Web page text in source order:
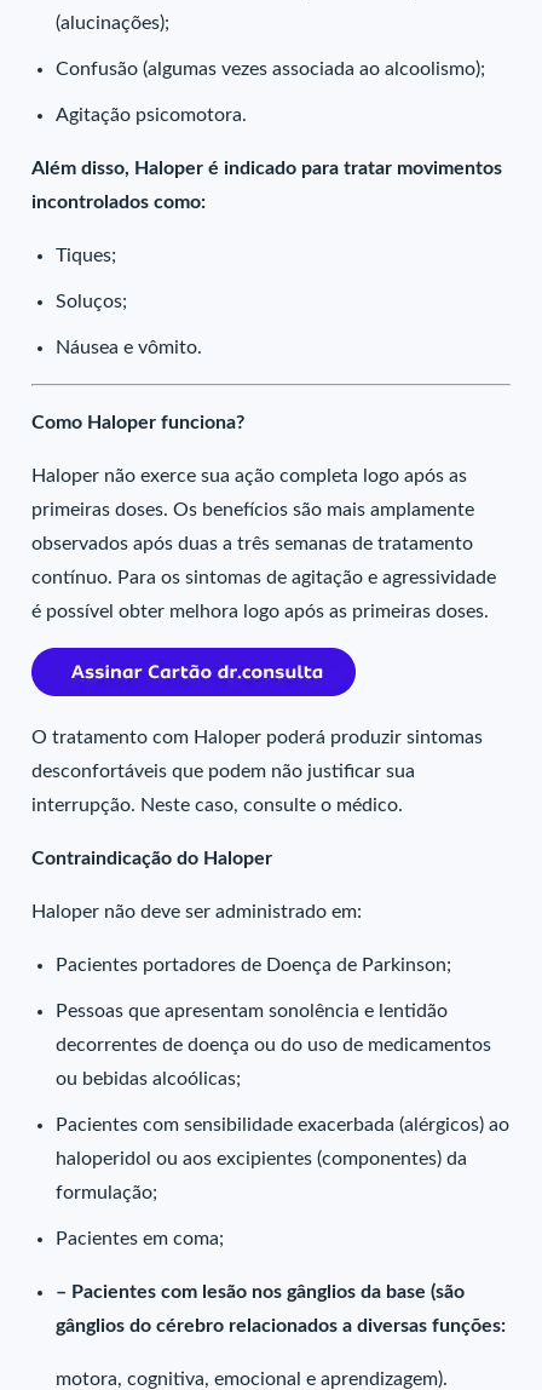
(alucinações);
Confusão (algumas vezes associada ao alcoolismo);
Agitação psicomotora.
Além disso, Haloper é indicado para tratar movimentos
incontrolados como:
Tiques;
Soluços;
Náusea e vômito.
Como Haloper funciona?
Haloper não exerce sua ação completa logo após as
primeiras doses. Os benefícios são mais amplamente
observados após duas a três semanas de tratamento
contínuo. Para os sintomas de agitação e agressividade
é possível obter melhora logo após as primeiras doses.
O tratamento com Haloper poderá produzir sintomas
desconfortáveis que podem não justificar sua
interrupção. Neste caso, consulte o médico.
Contraindicação do Haloper
Haloper não deve ser administrado em:
Pacientes portadores de Doença de Parkinson;
Pessoas que apresentam sonolência e lentidão
decorrentes de doença ou do uso de medicamentos
ou bebidas alcoólicas;
Pacientes com sensibilidade exacerbada (alérgicos) ao
haloperidol ou aos excipientes (componentes) da
formulação;
Pacientes em coma;
– Pacientes com lesão nos gânglios da base (são
gânglios do cérebro relacionados a diversas funções:
motora, cognitiva, emocional e aprendizagem).